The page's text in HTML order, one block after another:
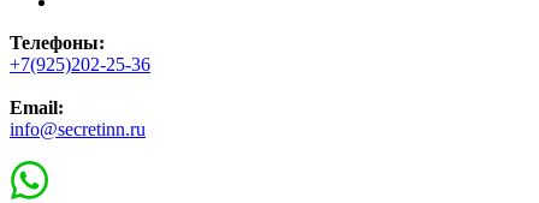
Телефоны:
+7(925)202-25-36
Email:
info@secretinn.ru